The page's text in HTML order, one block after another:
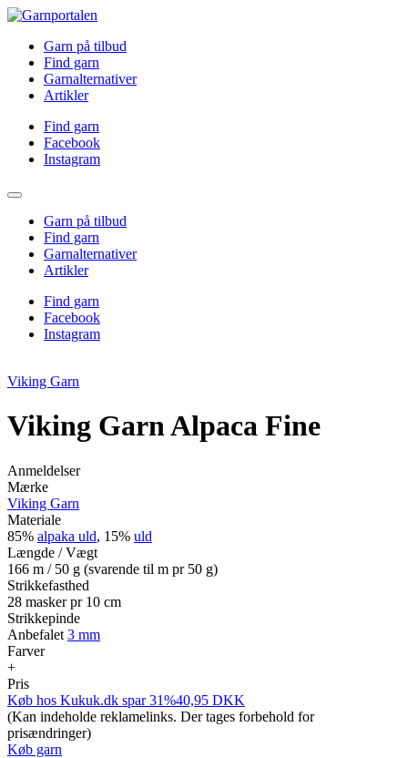
Garn på tilbud
Find garn
Garnalternativer
Artikler
Find garn
Facebook
Instagram
Garn på tilbud
Find garn
Garnalternativer
Artikler
Find garn
Facebook
Instagram
Viking Garn
Viking Garn Alpaca Fine
Anmeldelser
Mærke
Viking Garn
Materiale
85% alpaka uld, 15% uld
Længde / Vægt
166 m / 50 g (svarende til m pr 50 g)
Strikkefasthed
28 masker pr 10 cm
Strikkepinde
Anbefalet 3 mm
Farver
+
Pris
Køb hos Kukuk.dk spar 31%40,95 DKK
(Kan indeholde reklamelinks. Der tages forbehold for
prisændringer)
Køb garn